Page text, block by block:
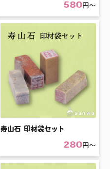
580円〜
寿山石 印材袋セット
280円〜